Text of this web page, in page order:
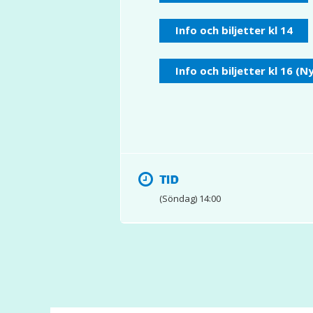
Info och biljetter kl 14
Info och biljetter kl 16
TID
(Söndag) 14:00